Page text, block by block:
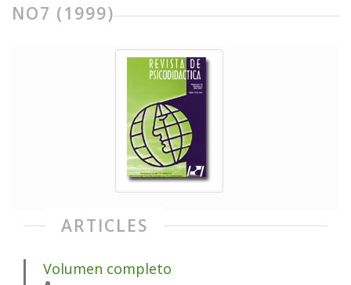
NO7 (1999)
ARTICLES
Volumen completo